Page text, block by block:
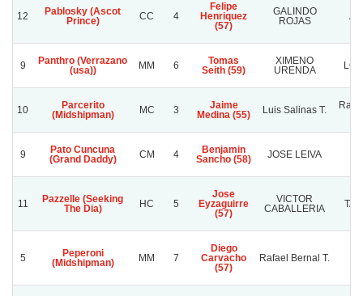
12
Pablosky (Ascot
Prince)
CC 4
Felipe
Henriquez
(57)
GALINDO
ROJAS
9
Panthro (Verrazano
(usa))
MM 6
Tomas
Seith (59)
XIMENO
URENDA
10
Parcerito
(Midshipman)
MC 3
Jaime
Medina (55)
Luis Salinas T.
9
Pato Cuncuna
(Grand Daddy)
CM 4
Benjamin
Sancho (58)
JOSE LEIVA
11
Pazzelle (Seeking
The Dia)
HC 5
Jose
Eyzaguirre
(57)
VICTOR
CABALLERIA
5
Peperoni
(Midshipman)
MM 7
Diego
Carvacho
(57)
Rafael Bernal T.